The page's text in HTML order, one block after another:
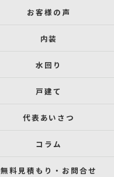
お客様の声
内装
水回り
戸建て
代表あいさつ
コラム
無料見積もり・お問合せ